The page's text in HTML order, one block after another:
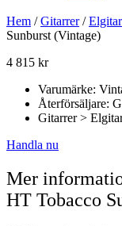
Hem /Gitarrer/
Sunburst (Vintage)
4 815 kr
Varumärke:
Återförsäljare:
Gitarrer >
Handla nu
Mer
HT Tobacco